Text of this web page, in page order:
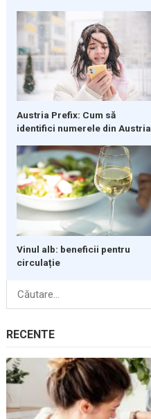
Austria Prefix: Cum să
identifici numerele din Austria
Vinul alb: beneficii pentru
circulație
Caută
RECENTE